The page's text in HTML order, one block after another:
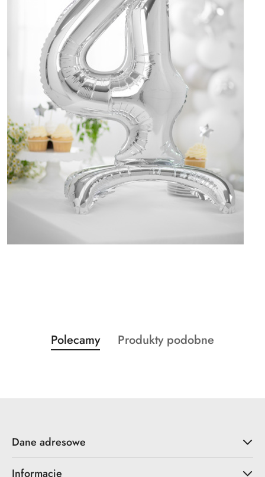
Pomiń karuzelę produktów
Produkty
o
Polecamy
Produkty
Produkty podobne
Dane adresowe
Informacje